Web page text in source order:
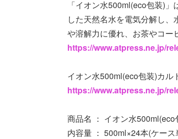
「イオン水500ml(eco包装)
した天然名水を電気分解し
や溶解力に優れ、お茶やコー
https://www.atpress.ne.jp/
イオン水500ml(eco包装)カル
https://www.atpress.ne.jp/
商品名 ： イオン水500ml(eco
内容量 ： 500ml×24本(ケー